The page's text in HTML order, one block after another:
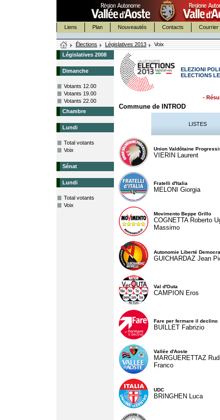
Liens Plan Nouveautés Contacts Courrier
Élections Législatives 2013
Voix
Législatives 2008
Dimanche
Votants 12.00
Votants 19.00
Votants 22.00
Chambre
Lundi
Total votants
Voix
Sénat
Lundi
Total votants
Voix
ELEZIONI
ELECTIONS
-
Commune de INTROD
LISTES
Union Valdôtaine
VIERIN Laurent
Fratelli d'Italia
MELONI Giorgia
Movimento Beppe Grillo
COGNETTA Roberto
Massimo
Autonomie Liberté
GUICHARDAZ Jean
Val d'Outa
CAMPION Eros
Fare per fermare il declino
BUILLET Fabrizio
Vallée d'Aoste
MARGUERETTAZ
Franco
UDC
BRINGHEN Luca